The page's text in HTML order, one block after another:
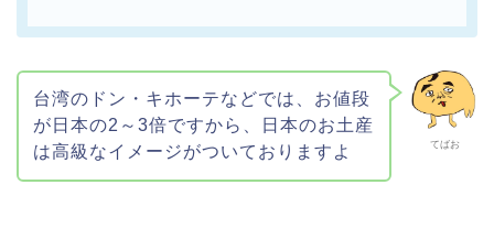
てばお
台湾のドン・キホーテなどでは、お値段
が日本の2～3倍ですから、日本のお土産
は高級なイメージがついておりますよ